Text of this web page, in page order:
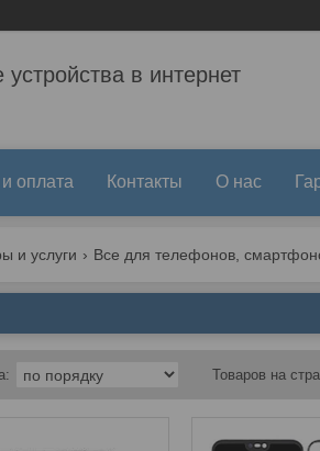
в интернет
оплата Контакты О нас
и услуги Все для телефонов,